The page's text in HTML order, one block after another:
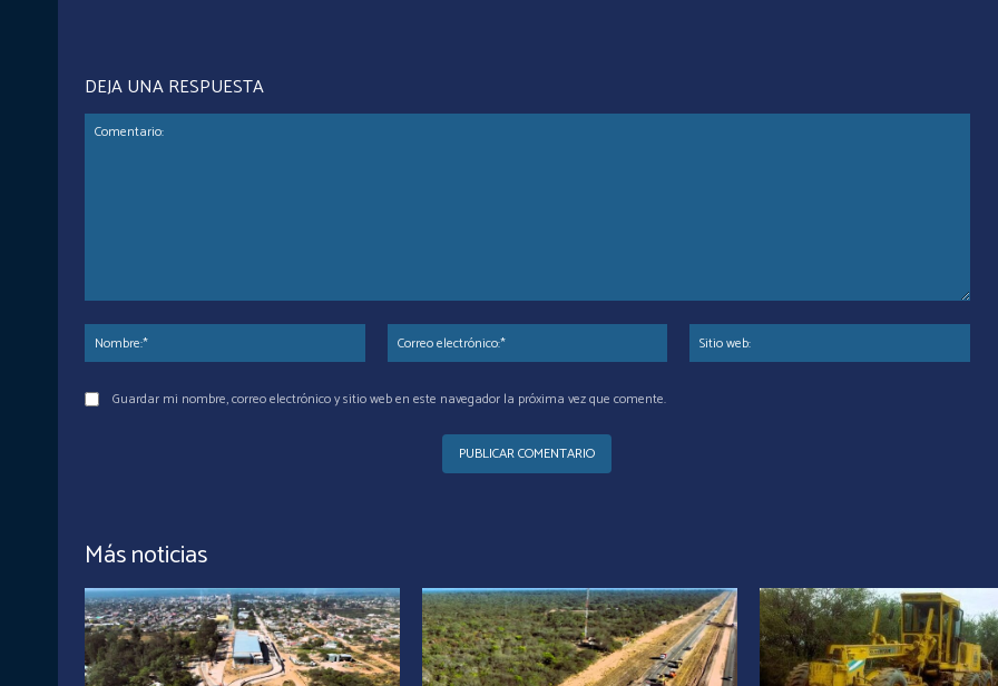
DEJA UNA RESPUESTA
Nombre:*
Correo
electrónico:*
Guardar mi nombre, correo electrónico y sitio web en este navegador la próxima vez que comente.
Más noticias